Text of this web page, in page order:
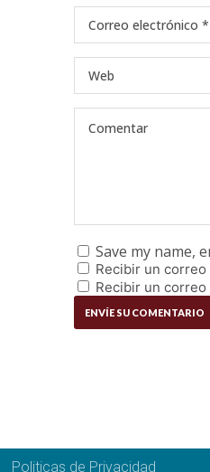
Save my name,
Recibir un
Recibir un
Politicas de Privacidad